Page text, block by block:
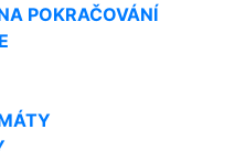
POKRAČOVÁNÍ